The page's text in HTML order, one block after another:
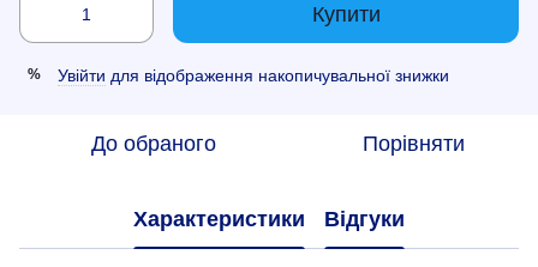
Купити
% Увійти для відображення накопичувальної знижки
До обраного Порівняти
Характеристики Відгуки